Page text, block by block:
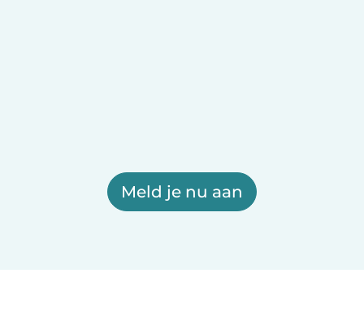
Meld je nu aan